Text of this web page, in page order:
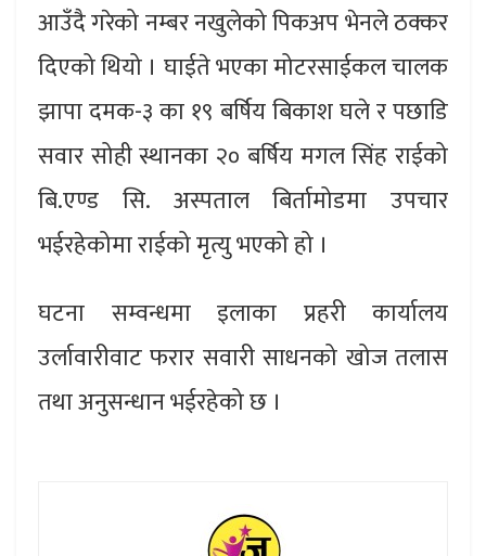
आउँदै गरेको नम्बर नखुलेको पिकअप भेनले ठक्कर
दिएको थियो । घाईते भएका मोटरसाईकल चालक
झापा दमक-३ का १९ बर्षिय बिकाश घले र पछाडि
सवार सोही स्थानका २० बर्षिय मगल सिंह राईको
बि.एण्ड सि. अस्पताल बिर्तामोडमा उपचार
भईरहेकोमा राईको मृत्यु भएको हो ।
घटना सम्वन्धमा इलाका प्रहरी कार्यालय
उर्लावारीवाट फरार सवारी साधनको खोज तलास
तथा अनुसन्धान भईरहेको छ ।